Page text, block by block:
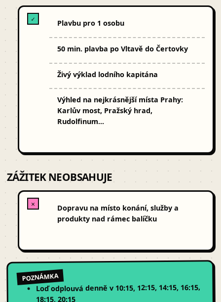
✓ Plavbu pro 1 osobu
50 min. plavba po Vltavě do Čertovky
Živý výklad lodního kapitána
Výhled na nejkrásnější místa Prahy:
Karlův most, Pražský hrad,
Rudolfinum...
ZÁŽITEK NEOBSAHUJE
✕
Dopravu na místo konání, služby a
produkty nad rámec balíčku
POZNÁMKA
Loď odplouvá denně v 10:15, 12:15, 14:15, 16:15,
18:15, 20:15